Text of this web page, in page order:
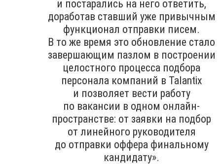
и постарались на него ответить,
доработав ставший уже привычным
функционал отправки писем.
В то же время это обновление стало
завершающим пазлом в построении
целостного процесса подбора
персонала компаний в Talantix
и позволяет вести работу
по вакансии в одном онлайн-
пространстве: от заявки на подбор
от линейного руководителя
до отправки оффера финальному
кандидату».